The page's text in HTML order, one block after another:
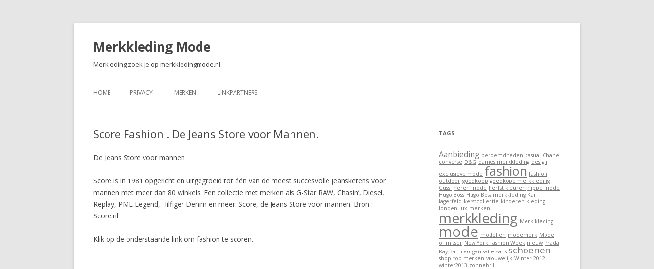
Merkkleding Mode
Merkleding zoek je op merkkledingmode.nl
HOME PRIVACY MERKEN LINKPARTNERS
Score Fashion . De Jeans Store voor Mannen.
De Jeans Store voor mannen
Score is in 1981 opgericht en uitgegroeid tot één van de meest succesvolle jeansketens voor
mannen met meer dan 80 winkels. Een collectie met merken als G-Star RAW, Chasin’, Diesel,
Replay, PME Legend, Hilfiger Denim en meer. Score, de Jeans Store voor mannen. Bron :
Score.nl
Klik op de onderstaande link om fashion te scoren.
TAGS
Aanbieding beroemdheden casual Chanel
converse D&G dames merkkleding design
exclusieve mode fashion fashion
outdoor goedkoop goedkope merkkleding
Gussi heren mode herfst kleuren hippe mode
Hugo Boss Hugo Boss merkkleding Karl
lagerfeld kerstcollectie kinderen kleding
londen lux merken
merkkleding Merk kleding
mode modellen modemerk Mode
of misser New York Fashion Week nieuw Prada
Ray Ban reorganisatie sans schoenen
shop top merken vrouwelijk Winter 2012
winter2013 zonnebril